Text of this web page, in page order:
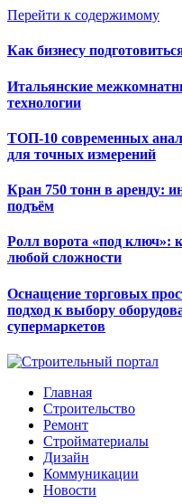
Перейти к содержимому
Как бизнесу
Итальянские
технологии
ТОП-10 современных
для точных измерений
Кран 750 тонн в аренду:
подъём
Ролл ворота «под ключ»:
любой сложности
Оснащение торговых
подход к выбору
супермаркетов
Главная
Строительство
Ремонт
Стройматериалы
Дизайн
Коммуникации
Новости